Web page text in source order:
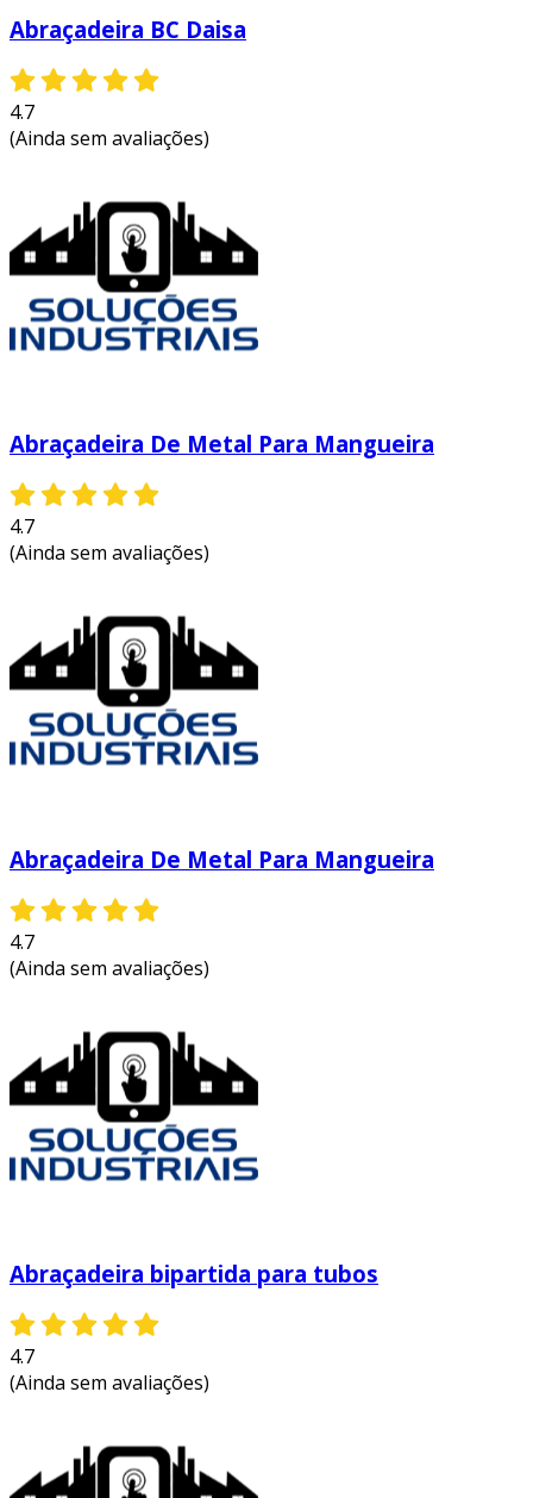
Abraçadeira BC Daisa
4.7
(Ainda sem avaliações)
Abraçadeira De Metal Para Mangueira
4.7
(Ainda sem avaliações)
Abraçadeira De Metal Para Mangueira
4.7
(Ainda sem avaliações)
Abraçadeira bipartida para tubos
4.7
(Ainda sem avaliações)